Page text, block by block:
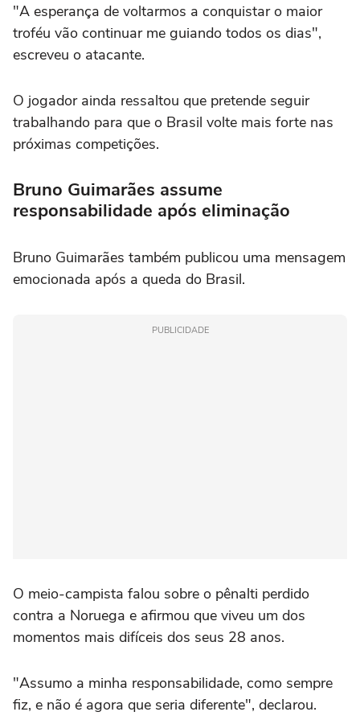
"A esperança de voltarmos a conquistar o maior
troféu vão continuar me guiando todos os dias",
escreveu o atacante.
O jogador ainda ressaltou que pretende seguir
trabalhando para que o Brasil volte mais forte nas
próximas competições.
Bruno Guimarães assume
responsabilidade após eliminação
Bruno Guimarães também publicou uma mensagem
emocionada após a queda do Brasil.
PUBLICIDADE
O meio-campista falou sobre o pênalti perdido
contra a Noruega e afirmou que viveu um dos
momentos mais difíceis dos seus 28 anos.
"Assumo a minha responsabilidade, como sempre
fiz, e não é agora que seria diferente", declarou.